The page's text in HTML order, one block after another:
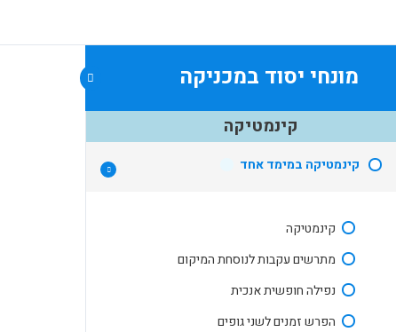
מונחי יסוד במכניקה
קינמטיקה
קינמטיקה במימד אחד
קינמטיקה
מתרשים עקבות לנוסחת המיקום
נפילה חופשית אנכית
הפרש זמנים לשני גופים